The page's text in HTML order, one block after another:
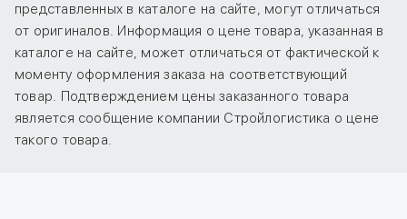
представленных в каталоге на сайте, могут отличаться
от оригиналов. Информация о цене товара, указанная в
каталоге на сайте, может отличаться от фактической к
моменту оформления заказа на соответствующий
товар. Подтверждением цены заказанного товара
является сообщение компании Стройлогистика о цене
такого товара.